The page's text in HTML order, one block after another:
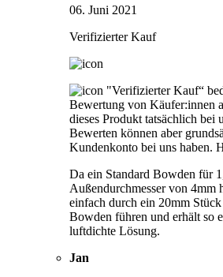
06. Juni 2021
Verifizierter Kauf
"Verifizierter Kauf“
Bewertung von Käufer:innen
dieses Produkt tatsächlich bei
Bewerten können aber
Kundenkonto bei uns haben.
Da ein Standard Bowden für
Außendurchmesser von 4mm
einfach durch ein 20mm
Bowden führen und erhält so
luftdichte Lösung.
Jan